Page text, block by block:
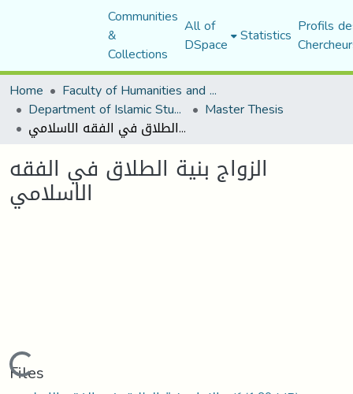
Communities
&
Collections
All of
DSpace Statistics Profils
Home
Faculty of Humanities and Social Sciences
Department of Islamic Studies Master Thesis
الزواج بنية الطلاق في الفقه الاسلامي
الزواج بنية الطلاق في الفقه
الاسلامي
Loading...
Files